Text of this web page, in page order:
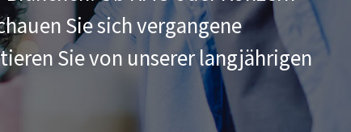
Sie sich vergangene
Sie von unserer langjährigen